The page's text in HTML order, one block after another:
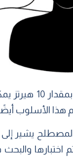
هذا الأسلوب
يشير